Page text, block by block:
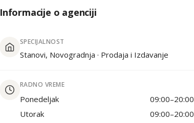
Informacije o agenciji
SPECIJALNOST
Stanovi, Novogradnja · Prodaja i Izdavanje
RADNO VREME
Ponedeljak
09:00–20:00
Utorak
09:00–20:00